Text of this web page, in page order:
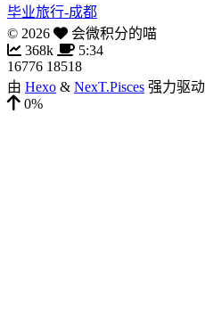
毕业旅行-成都
© 2026
会微积分的喵
368k
5:34
16776 18518
由 Hexo & NexT.Pisces 强力驱动
0%